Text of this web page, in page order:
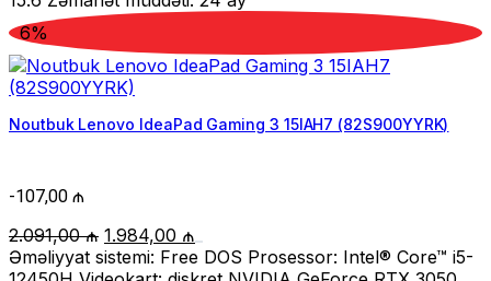
6%
Noutbuk Lenovo IdeaPad Gaming 3 15IAH7 (82S900YYRK)
-107,00 ₼
2.091,00₼ Original
price
1.984,00 ₼
price
Əməliyyat sistemi: Free DOS Prosessor: Intel® Core™ i5-